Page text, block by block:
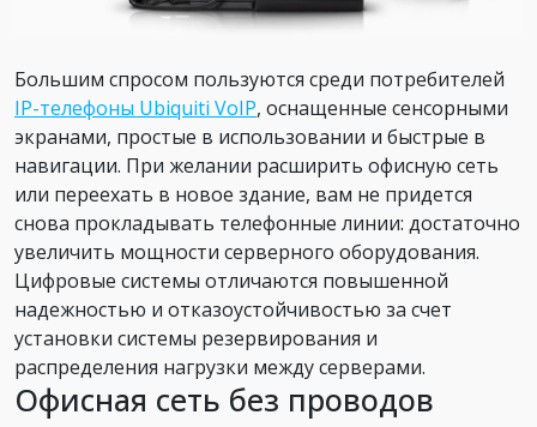
Большим спросом пользуются среди потребителей
IP-телефоны Ubiquiti VoIP, оснащенные сенсорными
экранами, простые в использовании и быстрые в
навигации. При желании расширить офисную сеть
или переехать в новое здание, вам не придется
снова прокладывать телефонные линии: достаточно
увеличить мощности серверного оборудования.
Цифровые системы отличаются повышенной
надежностью и отказоустойчивостью за счет
установки системы резервирования и
распределения нагрузки между серверами.
Офисная сеть без проводов